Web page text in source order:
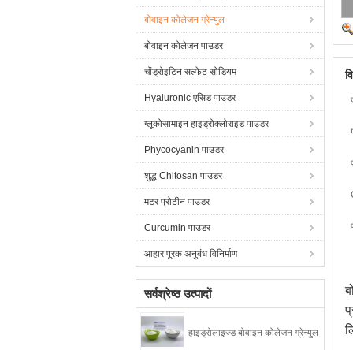
बोवाइन कोलेजन ग्रेन्युल
बोवाइन कोलेजन पाउडर
चोंड्रोइटिन सल्फेट सोडियम
Hyaluronic एसिड पाउडर
ग्लूकोसामाइन हाइड्रोक्लोराइड पाउडर
Phycocyanin पाउडर
शुद्ध Chitosan पाउडर
मटर प्रोटीन पाउडर
Curcumin पाउडर
आहार पूरक अनुबंध विनिर्माण
सर्वश्रेष्ठ उत्पादों
हाइड्रोलाइज्ड बोवाइन कोलेजन ग्रेन्युल